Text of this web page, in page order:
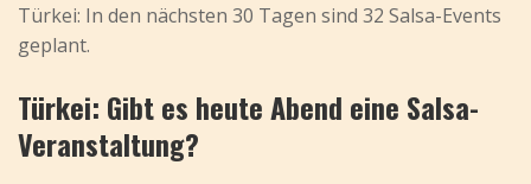
Türkei: In den nächsten 30 Tagen sind 32 Salsa-Events
geplant.
Türkei: Gibt es heute Abend eine Salsa-
Veranstaltung?